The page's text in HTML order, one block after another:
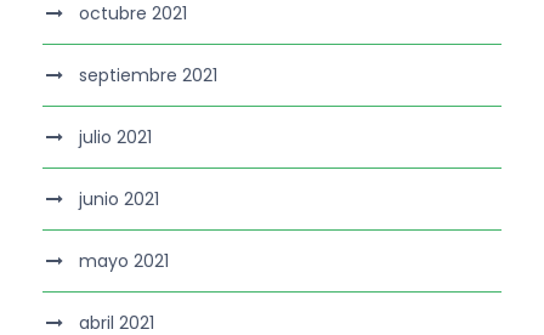
octubre 2021
septiembre 2021
julio 2021
junio 2021
mayo 2021
abril 2021